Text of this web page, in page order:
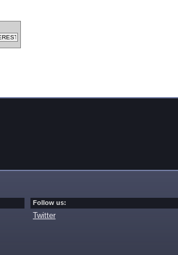
Follow us:
Twitter